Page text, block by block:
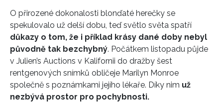
O přirozené dokonalosti blonďaté herečky se
spekulovalo už delší dobu, teď světlo světa spatří
důkazy o tom, že i příklad krásy dané doby nebyl
původně tak bezchybný. Počátkem listopadu půjde
v Julien’s Auctions v Kalifornii do dražby šest
rentgenových snímků obličeje Marilyn Monroe
společně s poznámkami jejího lékaře. Díky nim už
nezbývá prostor pro pochybnosti.